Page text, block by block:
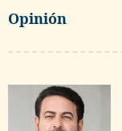
Opinión